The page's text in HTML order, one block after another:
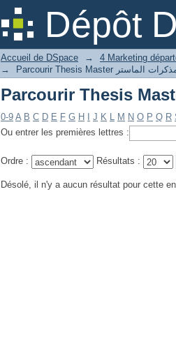
Dépôt
Accueil de DSpace →
→
0-9 A B C D E F G H J K L M N O P Q R
Ou entrer les premières lettres :
Ordre : Résultats :
Désolé, il n'y a aucun résultat pour cette